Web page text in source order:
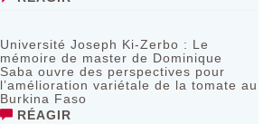
Université Joseph Ki-Zerbo : Le
mémoire de master de Dominique
Saba ouvre des perspectives pour
l’amélioration variétale de la tomate au
Burkina Faso
RÉAGIR